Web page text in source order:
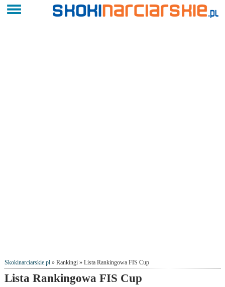
Skokinarciarskie.pl» Rankingi » Lista Rankingowa FIS Cup
Lista Rankingowa FIS Cup